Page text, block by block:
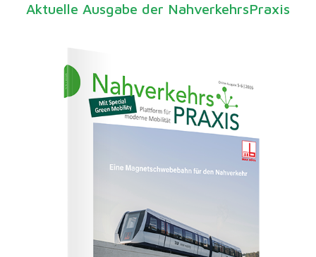
Aktuelle Ausgabe der NahverkehrsPraxis